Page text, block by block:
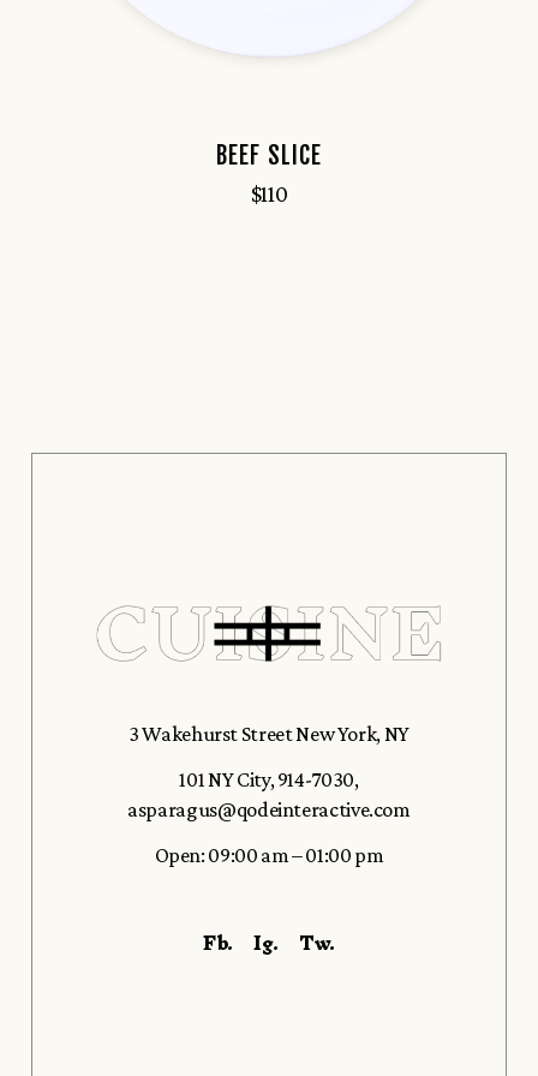
BEEF SLICE
$110
3 Wakehurst Street New York, NY
101 NY City, 914-7030,
asparagus@qodeinteractive.com
Open: 09:00 am – 01:00 pm
Fb. Ig. Tw.